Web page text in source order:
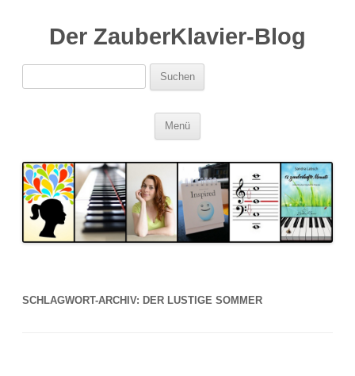
Der ZauberKlavier-Blog
Suchen
nach:
Menü
SCHLAGWORT-ARCHIV: DER LUSTIGE SOMMER